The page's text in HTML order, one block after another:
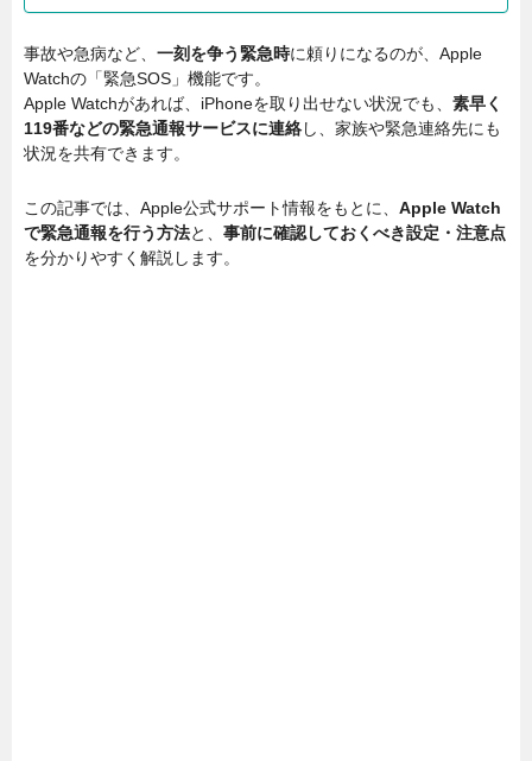
事故や急病など、 一刻を争う緊急時に頼りになるのが、Apple
Watchの「緊急SOS」機能です。
Apple Watchがあれば、iPhoneを取り出せない状況でも、 素早く
119番などの緊急通報サービスに連絡し、家族や緊急連絡先にも
状況を共有できます。
この記事では、Apple公式サポート情報をもとに、 Apple Watch
で緊急通報を行う方法と、 事前に確認しておくべき設定・注意点
を分かりやすく解説します。